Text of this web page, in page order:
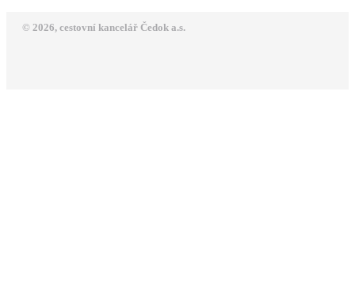
© 2026, cestovní kancelář Čedok a.s.